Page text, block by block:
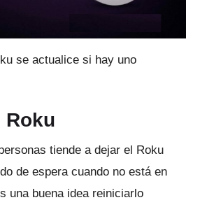
se actualice si hay uno
Roku
tiende a dejar el Roku
de espera cuando no está en
una buena idea reiniciarlo